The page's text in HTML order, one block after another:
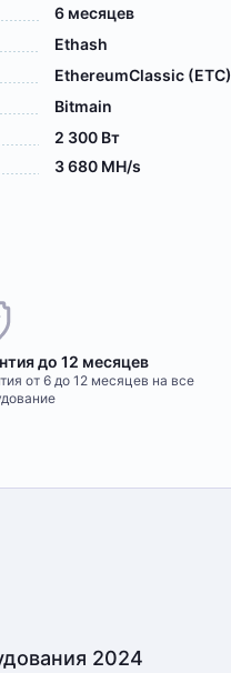
6 месяцев
Ethash
EthereumClassic (ETC)
Bitmain
2 300 Вт
3 680 MH/s
до 12 месяцев
от 6 до 12 месяцев на все
2024